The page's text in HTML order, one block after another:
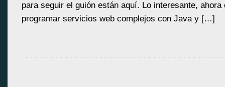
para seguir el guión están aquí. Lo interesante, ahora
programar servicios web complejos con Java y […]